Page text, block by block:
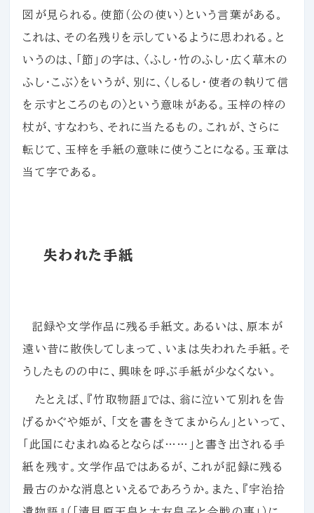
図が見られる。使節（公の使い）という言葉がある。
これは、その名残りを示しているように思われる。と
いうのは、「節」の字は、〈ふし・竹のふし・広く草木の
ふし・こぶ〉をいうが、別に、〈しるし・使者の執りて信
を示すところのもの〉という意味がある。玉梓の梓の
杖が、すなわち、それに当たるもの。これが、さらに
転じて、玉梓を手紙の意味に使うことになる。玉章は
当て字である。
失われた手紙
記録や文学作品に残る手紙文。あるいは、原本が
遠い昔に散佚してしまって、いまは失われた手紙。そ
うしたものの中に、興味を呼ぶ手紙が少なくない。
たとえば、『竹取物語』では、翁に泣いて別れを告
げるかぐや姫が、「文を書をきてまからん」といって、
「此国にむまれぬるとならば……」と書き出される手
紙を残す。文学作品ではあるが、これが記録に残る
最古のかな消息といえるであろうか。また、『宇治拾